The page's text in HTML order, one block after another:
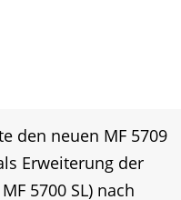
den neuen MF 5709
Erweiterung der
5700 SL) nach